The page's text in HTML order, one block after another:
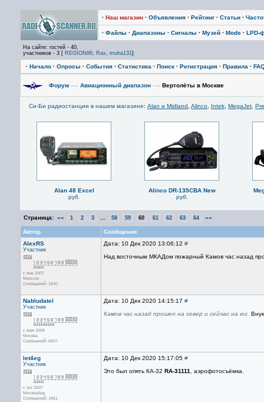
· Наш магазин · Объявления · Рейтинг · Статьи ·
· Файлы · Диапазоны · Сигналы · Музей · Mods · LPD-
На сайте: гостей - 40,
участников - 3 [ REGION86, Rax, muha131]
· Начало · Опросы · События · Статистика · Поиск · Регистрация · Правила ·
Форум —› Авиационный диапазон —› Вертолёты в Москве
Си-Би радиостанции в нашем магазине: Alan и Midland Alinco Intek MegaJet
Alan 48 Excel
руб.
Alinco DR-135CBA New
руб.
Страница: «« 1 2 3 58 59 60 61 62 63 64 »»
Автор
Сообщение
AlexRS
Участник
с янв 2007
Moscow
Сообщений: 1640
Дата: 10 Дек 2020 13:06:12 #
Над восточным МКАДом пожарный Камов час назад
Nabludatel
Участник
с мая 2009
Москва
Сообщений: 6837
Дата: 10 Дек 2020 14:15:17 #
Камов час назад прошел на север и сейчас на юг.
let4eg
Участник
с окт 2007
Москвабад
Сообщений: 1861
Дата: 10 Дек 2020 15:17:05 #
Это был опять КА-32 RA-31111 , аэрофотосъёмка.